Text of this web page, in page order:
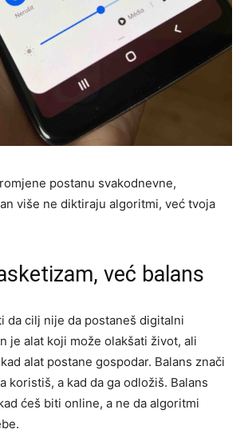
postanu svakodnevne,
više ne diktiraju algoritmi, već tvoja
već balans
da cilj nije da postaneš digitalni
je alat koji može olakšati život, ali
alat postane gospodar. Balans znači
koristiš, a kad da ga odložiš. Balans
ćeš biti online, a ne da algoritmi